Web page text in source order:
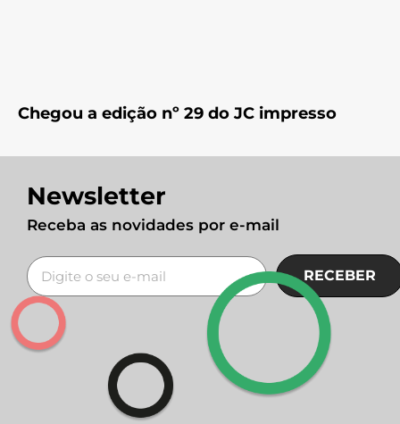
Chegou a edição nº 29 do JC impresso
Newsletter
Receba as novidades por e-mail
RECEBER